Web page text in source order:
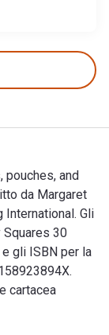
pouches, and
da Margaret
International. Gli
Squares 30
gli ISBN per la
cartacea